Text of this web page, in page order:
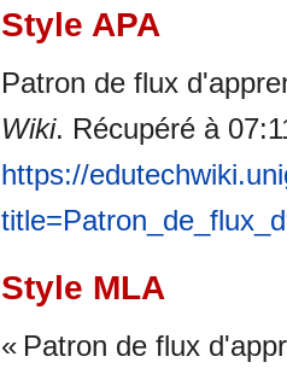
Style APA
Patron de flux
Wiki. Récupéré à
https://
Style MLA
« Patron de flux